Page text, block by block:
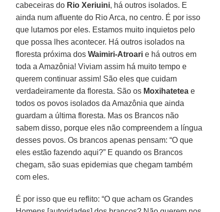
cabeceiras do Rio Xeriuini, há outros isolados. E
ainda num afluente do Rio Arca, no centro. É por isso
que lutamos por eles. Estamos muito inquietos pelo
que possa lhes acontecer. Há outros isolados na
floresta próxima dosWaimiri-Atroari e há outros em
toda a Amazônia! Viviam assim há muito tempo e
querem continuar assim! São eles que cuidam
verdadeiramente da floresta. São os Moxihatetea e
todos os povos isolados da Amazônia que ainda
guardam a última floresta. Mas os Brancos não
sabem disso, porque eles não compreendem a língua
desses povos. Os brancos apenas pensam: “O que
eles estão fazendo aqui?” E quando os Brancos
chegam, são suas epidemias que chegam também
com eles.
É por isso que eu reflito: “O que acham os Grandes